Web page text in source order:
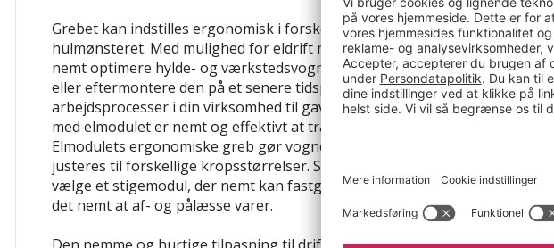
Grebet kan indstilles ergonomisk i forskellige højder takket være
hulmønsteret. Med mulighed for eldrift med elmodulet kan du hurtigt og
nemt optimere hylde- og værkstedsvognen yderligere med en elmotor
eller eftermontere den på et senere tidspunkt. Understøt ergonomiske
arbejdsprocesser i din virksomhed til gavn for dine medarbejdere, da det
med elmodulet er nemt og effektivt at transportere laster på op til 500 kg.
Elmodulets ergonomiske greb gør vognen komfortabel at håndter og kan
justeres til forskellige kropsstørrelser. Som ekstraudstyr er det muligt at
vælge et stigemodul, der nemt kan fastgøres til hyldevognen for at gøre
det nemt at af- og pålæsse varer.